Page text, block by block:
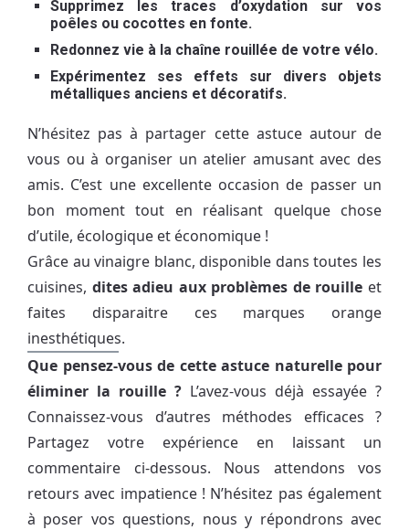
Supprimez les traces d’oxydation sur vos
poêles ou cocottes en fonte.
Redonnez vie à la chaîne rouillée de votre vélo.
Expérimentez ses effets sur divers objets
métalliques anciens et décoratifs.
N’hésitez pas à partager cette astuce autour de
vous ou à organiser un atelier amusant avec des
amis. C’est une excellente occasion de passer un
bon moment tout en réalisant quelque chose
d’utile, écologique et économique !
Grâce au vinaigre blanc, disponible dans toutes les
cuisines, dites adieu aux problèmes de rouille et
faites disparaitre ces marques orange
inesthétiques.
Que pensez-vous de cette astuce naturelle pour
éliminer la rouille ? L’avez-vous déjà essayée ?
Connaissez-vous d’autres méthodes efficaces ?
Partagez votre expérience en laissant un
commentaire ci-dessous. Nous attendons vos
retours avec impatience ! N’hésitez pas également
à poser vos questions, nous y répondrons avec